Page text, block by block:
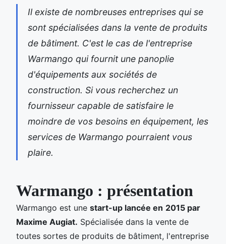
Il existe de nombreuses entreprises qui se
sont spécialisées dans la vente de produits
de bâtiment. C'est le cas de l'entreprise
Warmango qui fournit une panoplie
d'équipements aux sociétés de
construction. Si vous recherchez un
fournisseur capable de satisfaire le
moindre de vos besoins en équipement, les
services de Warmango pourraient vous
plaire.
Warmango : présentation
Warmango est une start-up lancée en 2015 par
Maxime Augiat. Spécialisée dans la vente de
toutes sortes de produits de bâtiment, l'entreprise